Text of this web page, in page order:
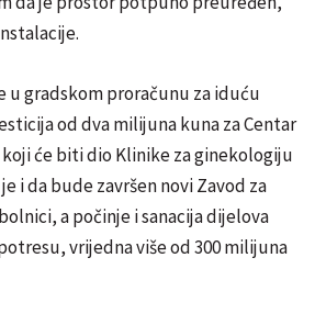
u gradskom proračunu za iduću
od dva milijuna kuna za Centar
će biti dio Klinike za ginekologiju
i da bude završen novi Zavod za
a počinje i sanacija dijelova
vrijedna više od 300 milijuna